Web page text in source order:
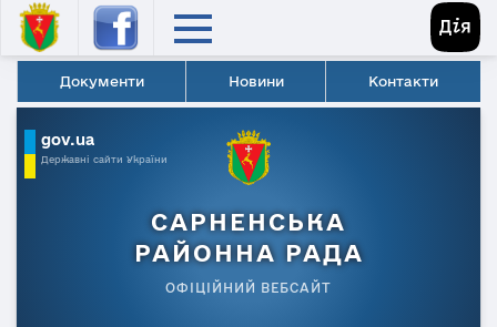
Документи Новини Контакти
gov.ua
Державні сайти України
САРНЕНСЬКА
РАЙОННА РАДА
ОФІЦІЙНИЙ ВЕБСАЙТ